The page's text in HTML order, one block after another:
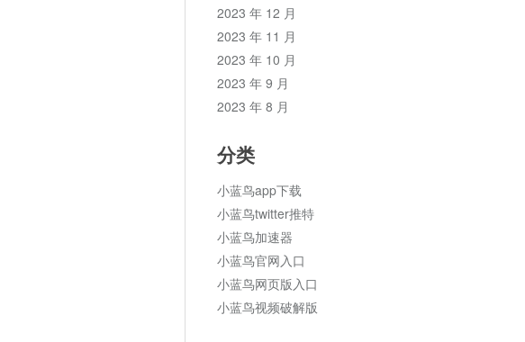
2023 年 12 月
2023 年 11 月
2023 年 10 月
2023 年 9 月
2023 年 8 月
分类
小蓝鸟app下载
小蓝鸟twitter推特
小蓝鸟加速器
小蓝鸟官网入口
小蓝鸟网页版入口
小蓝鸟视频破解版